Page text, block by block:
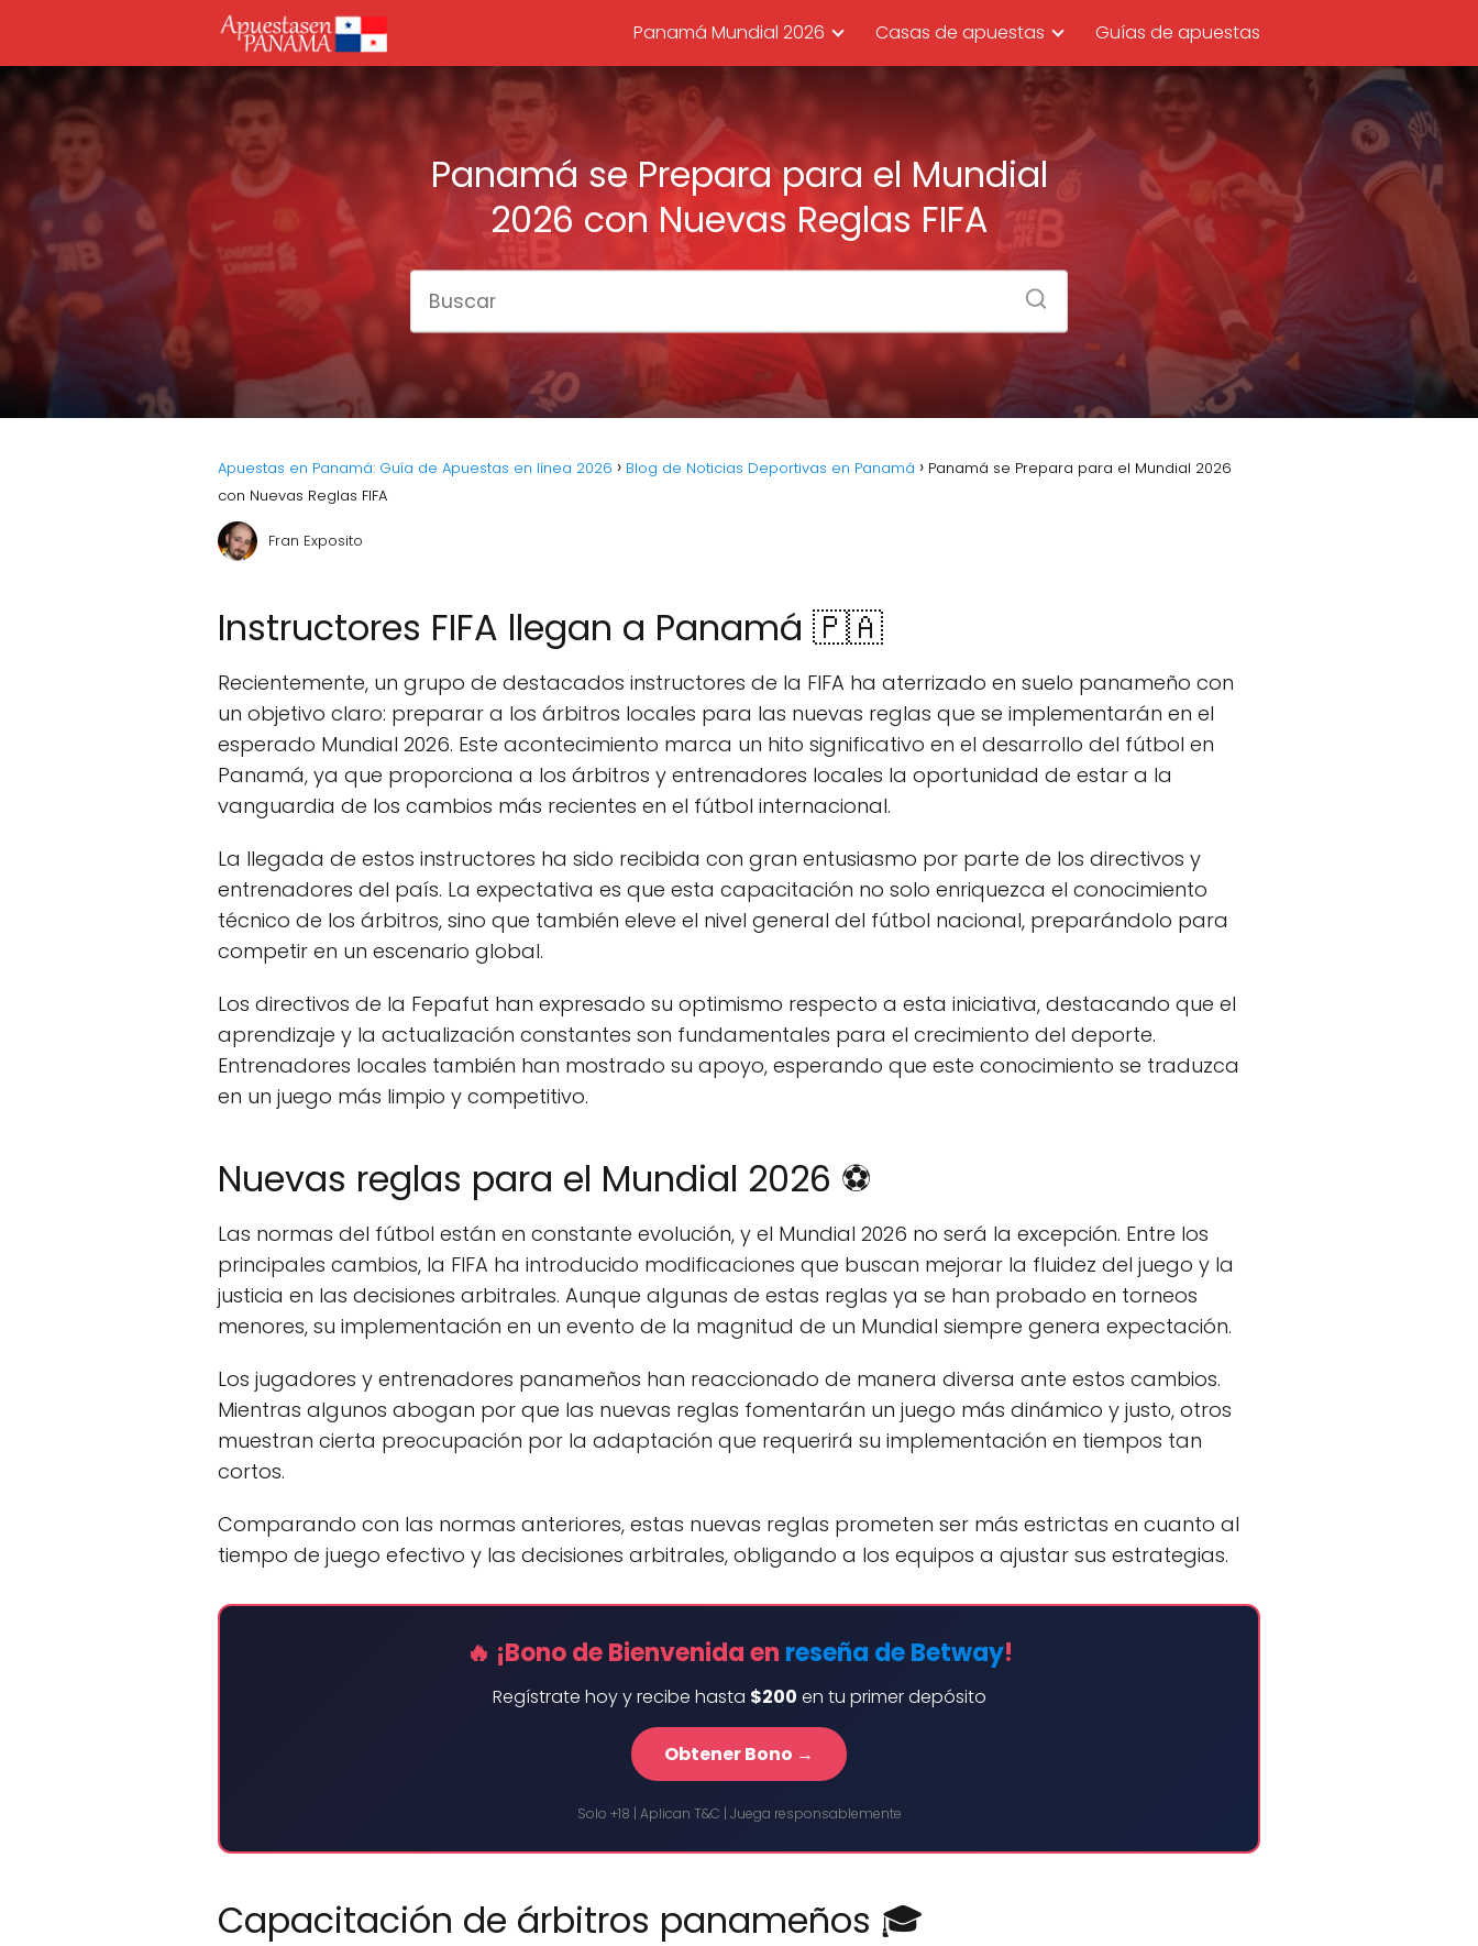
Panamá Mundial 2026 Casas de apuestas Guías de apuestas
Panamá se Prepara para el Mundial
2026 con Nuevas Reglas FIFA
Apuestas en Panamá: Guía de Apuestas en línea 2026 Blog de Noticias Deportivas en Panamá
Panamá se Prepara para el Mundial 2026
con Nuevas Reglas FIFA
Fran Exposito
Instructores FIFA llegan a Panamá 🇵🇦
Recientemente, un grupo de destacados instructores de la FIFA ha aterrizado en suelo panameño con
un objetivo claro: preparar a los árbitros locales para las nuevas reglas que se implementarán en el
esperado Mundial 2026. Este acontecimiento marca un hito significativo en el desarrollo del fútbol en
Panamá, ya que proporciona a los árbitros y entrenadores locales la oportunidad de estar a la
vanguardia de los cambios más recientes en el fútbol internacional.
La llegada de estos instructores ha sido recibida con gran entusiasmo por parte de los directivos y
entrenadores del país. La expectativa es que esta capacitación no solo enriquezca el conocimiento
técnico de los árbitros, sino que también eleve el nivel general del fútbol nacional, preparándolo para
competir en un escenario global.
Los directivos de la Fepafut han expresado su optimismo respecto a esta iniciativa, destacando que el
aprendizaje y la actualización constantes son fundamentales para el crecimiento del deporte.
Entrenadores locales también han mostrado su apoyo, esperando que este conocimiento se traduzca
en un juego más limpio y competitivo.
Nuevas reglas para el Mundial 2026 ⚽
Las normas del fútbol están en constante evolución, y el Mundial 2026 no será la excepción. Entre los
principales cambios, la FIFA ha introducido modificaciones que buscan mejorar la fluidez del juego y la
justicia en las decisiones arbitrales. Aunque algunas de estas reglas ya se han probado en torneos
menores, su implementación en un evento de la magnitud de un Mundial siempre genera expectación.
Los jugadores y entrenadores panameños han reaccionado de manera diversa ante estos cambios.
Mientras algunos abogan por que las nuevas reglas fomentarán un juego más dinámico y justo, otros
muestran cierta preocupación por la adaptación que requerirá su implementación en tiempos tan
cortos.
Comparando con las normas anteriores, estas nuevas reglas prometen ser más estrictas en cuanto al
tiempo de juego efectivo y las decisiones arbitrales, obligando a los equipos a ajustar sus estrategias.
🔥 ¡Bono de Bienvenida en reseña de Betway!
Regístrate hoy y recibe hasta $200 en tu primer depósito
Obtener Bono →
Solo +18 | Aplican T&C | Juega responsablemente
Capacitación de árbitros panameños 🎓